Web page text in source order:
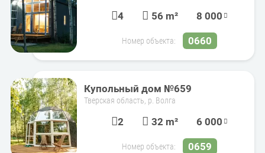
4 56 m² 8 000
Номер объекта: 0660
Купольный дом №659
Тверская область, р. Волга
2 32 m² 6 000
Номер объекта: 0659